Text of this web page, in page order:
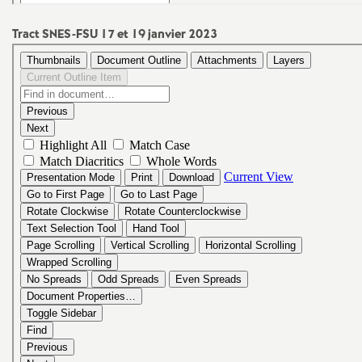
TractSNES-FSU 17 et 19 janvier 2023